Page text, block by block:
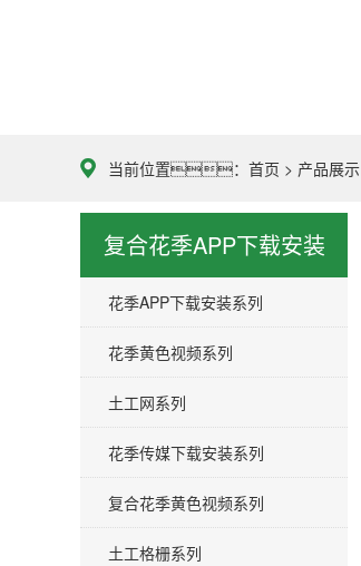
当前位置： 首页 > 产品展示
复合花季APP下载安装
花季APP下载安装系列
花季黄色视频系列
土工网系列
花季传媒下载安装系列
复合花季黄色视频系列
土工格栅系列